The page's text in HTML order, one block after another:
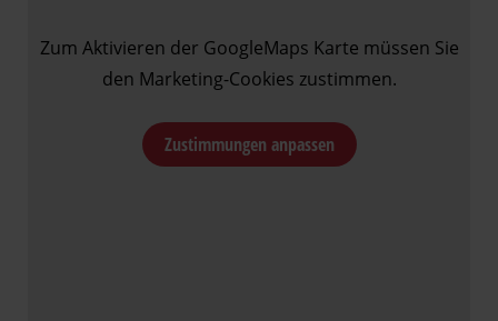
Zum Aktivieren der GoogleMaps Karte müssen Sie
den Marketing-Cookies zustimmen.
Zustimmungen anpassen